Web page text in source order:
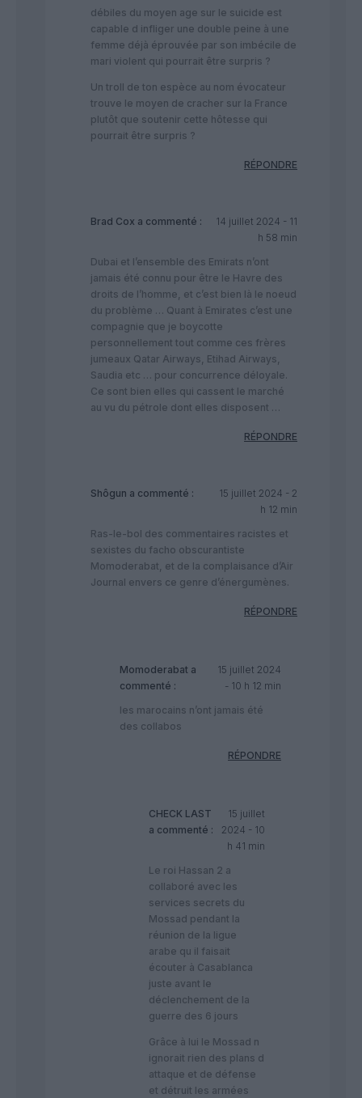
débiles du moyen age sur le suicide est
capable d infliger une double peine à une
femme déjà éprouvée par son imbécile de
mari violent qui pourrait être surpris ?
Un troll de ton espèce au nom évocateur
trouve le moyen de cracher sur la France
plutôt que soutenir cette hôtesse qui
pourrait être surpris ?
RÉPONDRE
Brad Cox a commenté :
14 juillet 2024 - 11
h 58 min
Dubai et l’ensemble des Emirats n’ont
jamais été connu pour être le Havre des
droits de l’homme, et c’est bien là le noeud
du problème … Quant à Emirates c’est une
compagnie que je boycotte
personnellement tout comme ces frères
jumeaux Qatar Airways, Etihad Airways,
Saudia etc … pour concurrence déloyale.
Ce sont bien elles qui cassent le marché
au vu du pétrole dont elles disposent …
RÉPONDRE
Shôgun a commenté :
15 juillet 2024 - 2
h 12 min
Ras-le-bol des commentaires racistes et
sexistes du facho obscurantiste
Momoderabat, et de la complaisance d’Air
Journal envers ce genre d’énergumènes.
RÉPONDRE
Momoderabat a
commenté :
15 juillet 2024
- 10 h 12 min
les marocains n’ont jamais été
des collabos
RÉPONDRE
CHECK LAST
a commenté :
15 juillet
2024 - 10
h 41 min
Le roi Hassan 2 a
collaboré avec les
services secrets du
Mossad pendant la
réunion de la ligue
arabe qu il faisait
écouter à Casablanca
juste avant le
déclenchement de la
guerre des 6 jours
Grâce à lui le Mossad n
ignorait rien des plans d
attaque et de défense
et détruit les armées